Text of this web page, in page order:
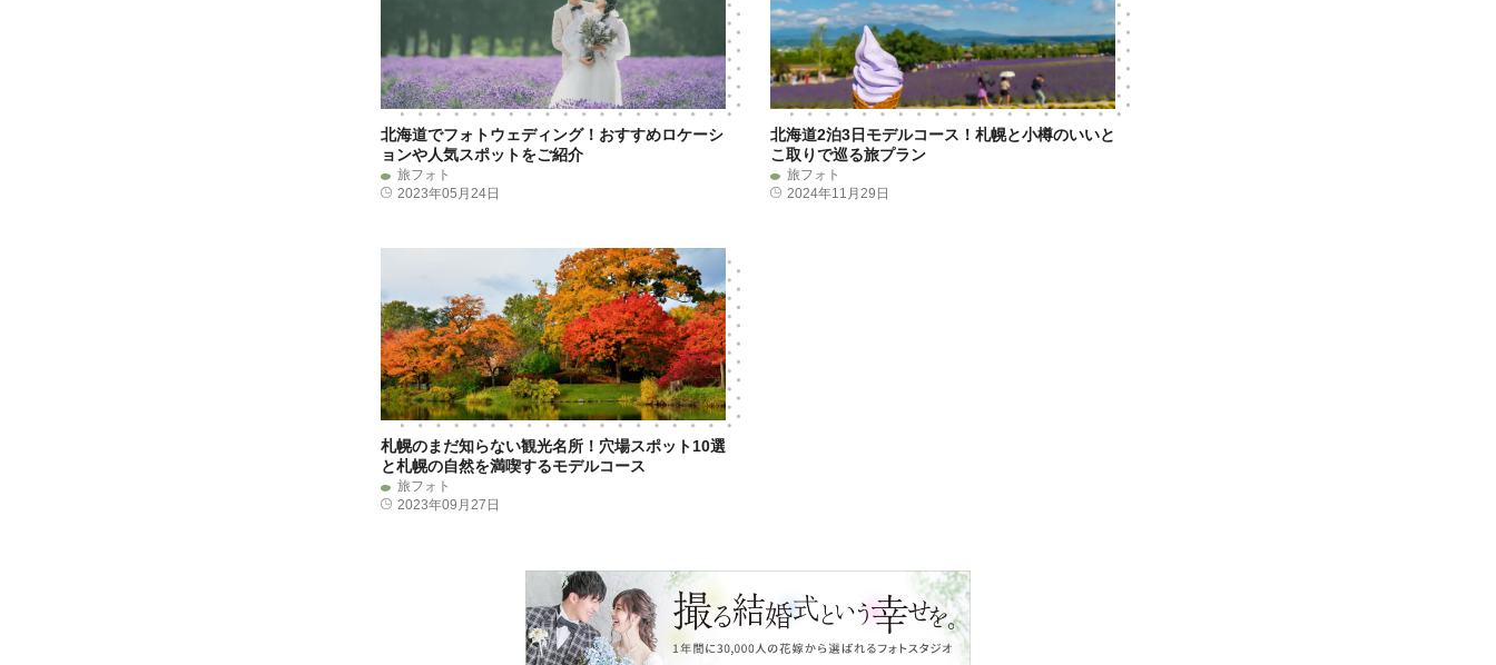
北海道でフォトウェディング！おすすめロケーシ
ョンや人気スポットをご紹介
旅フォト
2023年05月24日
北海道2泊3日モデルコース！札幌と小樽のいいと
こ取りで巡る旅プラン
旅フォト
2024年11月29日
札幌のまだ知らない観光名所！穴場スポット10選
と札幌の自然を満喫するモデルコース
旅フォト
2023年09月27日